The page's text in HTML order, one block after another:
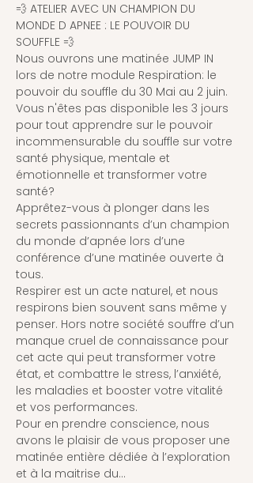
💨 ATELIER AVEC UN CHAMPION DU
MONDE D APNEE : LE POUVOIR DU
SOUFFLE 💨
Nous ouvrons une matinée JUMP IN
lors de notre module Respiration: le
pouvoir du souffle du 30 Mai au 2 juin.
Vous n'êtes pas disponible les 3 jours
pour tout apprendre sur le pouvoir
incommensurable du souffle sur votre
santé physique, mentale et
émotionnelle et transformer votre
santé?
Apprêtez-vous à plonger dans les
secrets passionnants d’un champion
du monde d’apnée lors d’une
conférence d’une matinée ouverte à
tous.
Respirer est un acte naturel, et nous
respirons bien souvent sans même y
penser. Hors notre société souffre d’un
manque cruel de connaissance pour
cet acte qui peut transformer votre
état, et combattre le stress, l’anxiété,
les maladies et booster votre vitalité
et vos performances.
Pour en prendre conscience, nous
avons le plaisir de vous proposer une
matinée entière dédiée à l’exploration
et à la maitrise du…